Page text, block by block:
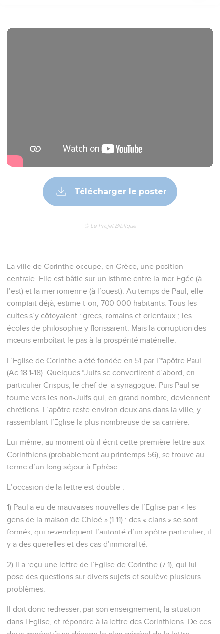
Télécharger le poster
© Le Projet Biblique
La ville de Corinthe occupe, en Grèce, une position
centrale. Elle est bâtie sur un isthme entre la mer Egée (à
l’est) et la mer ionienne (à l’ouest). Au temps de Paul, elle
comptait déjà, estime-t-on, 700 000 habitants. Tous les
cultes s’y côtoyaient : grecs, romains et orientaux ; les
écoles de philosophie y florissaient. Mais la corruption des
mœurs emboîtait le pas à la prospérité matérielle.
L’Eglise de Corinthe a été fondée en 51 par l’*apôtre Paul
(Ac 18.1-18). Quelques *Juifs se convertirent d’abord, en
particulier Crispus, le chef de la synagogue. Puis Paul se
tourne vers les non-Juifs qui, en grand nombre, deviennent
chrétiens. L’apôtre reste environ deux ans dans la ville, y
rassemblant l’Eglise la plus nombreuse de sa carrière.
Lui-même, au moment où il écrit cette première lettre aux
Corinthiens (probablement au printemps 56), se trouve au
terme d’un long séjour à Ephèse.
L’occasion de la lettre est double :
1) Paul a eu de mauvaises nouvelles de l’Eglise par « les
gens de la maison de Chloé » (1.11) : des « clans » se sont
formés, qui revendiquent l’autorité d’un apôtre particulier, il
y a des querelles et des cas d’immoralité.
2) Il a reçu une lettre de l’Eglise de Corinthe (7.1), qui lui
pose des questions sur divers sujets et soulève plusieurs
problèmes.
Il doit donc redresser, par son enseignement, la situation
dans l’Eglise, et répondre à la lettre des Corinthiens. De ces